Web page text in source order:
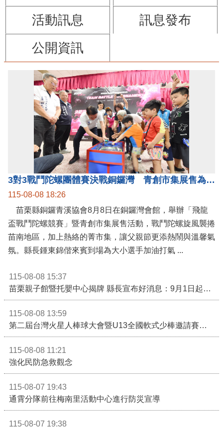
活動訊息
訊息發布
公開資訊
3對3戰鬥陀螺團體賽決戰銅鑼灣 青創市集展售為父親節增添繽紛
115-08-08 18:26
苗栗縣銅鑼青溪協會8月8日在銅鑼灣會館，舉辦「飛龍
盃戰鬥陀螺競賽」暨青創市集展售活動，戰鬥陀螺旋風襲捲
苗南地區，加上熱絡的菁市集，讓父親節更添熱鬧與溫馨氣
氛。縣長鍾東錦偕來賓到場為大小選手加油打氣 ...
115-08-08 15:37
苗栗親子館暨托嬰中心揭牌 縣長宣布好消息：9月1日起調降臨時托嬰費用
115-08-08 13:59
第二屆台灣火星人棒球大會暨U13全國軟式少棒邀請賽在苗栗舉辦
115-08-08 11:21
強化民防急救觀念
115-08-07 19:43
通霄分隊前往梅南里活動中心進行防災宣導
115-08-07 19:38